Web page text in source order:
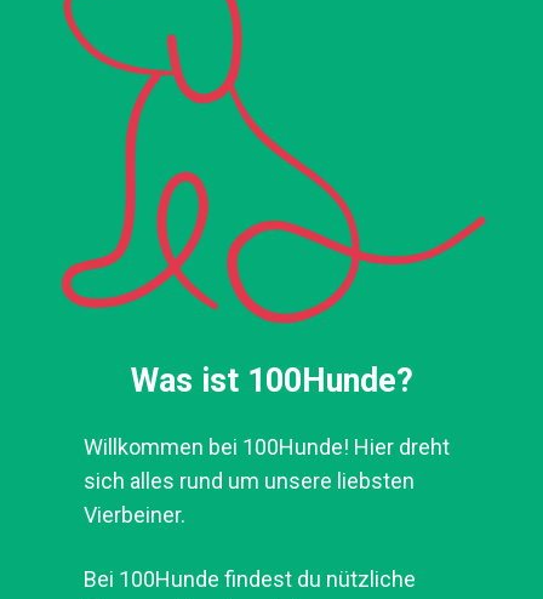
Was ist 100Hunde?
Willkommen bei 100Hunde! Hier dreht
sich alles rund um unsere liebsten
Vierbeiner.
Bei 100Hunde findest du nützliche